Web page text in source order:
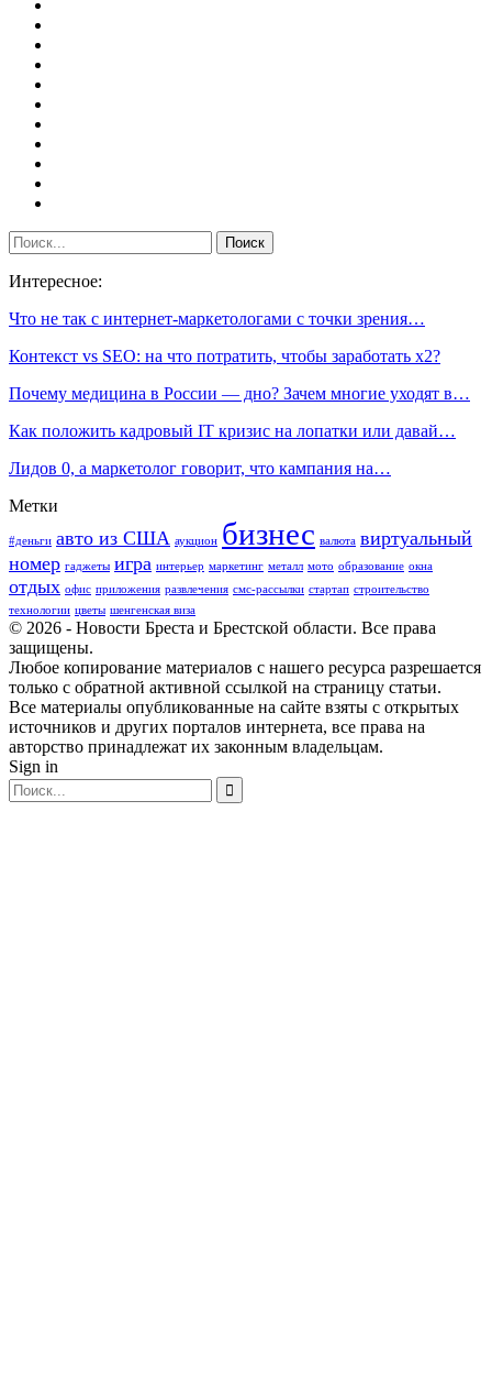
Интересное:
Что не так с интернет-маркетологами с точки зрения…
Контекст vs SEO: на что потратить, чтобы заработать x2?
Почему медицина в России — дно? Зачем многие уходят в…
Как положить кадровый IT кризис на лопатки или давай…
Лидов 0, а маркетолог говорит, что кампания на…
Метки
#деньги авто из США аукцион бизнес валюта виртуальный
номер гаджеты игра интерьер маркетинг металл мото образование окна
отдых офис приложения развлечения смс-рассылки стартап строительство
технологии цветы шенгенская виза
© 2026 - Новости Бреста и Брестской области. Все права
защищены.
Любое копирование материалов с нашего ресурса разрешается
только с обратной активной ссылкой на страницу статьи.
Все материалы опубликованные на сайте взяты с открытых
источников и других порталов интернета, все права на
авторство принадлежат их законным владельцам.
Sign in